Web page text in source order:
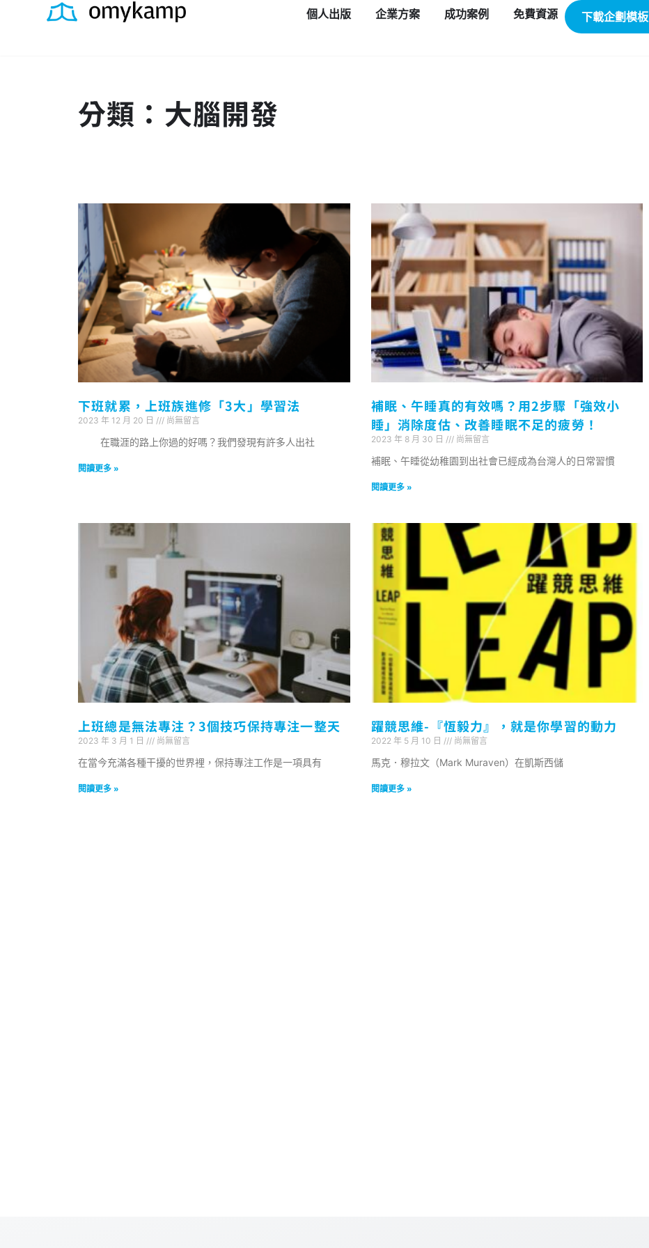
個人出版 企業方案 成功案例 免費資源 下載企劃模板
分類：大腦開發
下班就累，上班族進修「3大」學習法
2023 年 12 月 20 日 尚無留言
在職涯的路上你過的好嗎？我們發現有許多人出社
閱讀更多 »
補眠、午睡真的有效嗎？用2步驟「強效小
睡」消除度估、改善睡眠不足的疲勞！
2023 年 8 月 30 日 尚無留言
補眠、午睡從幼稚園到出社會已經成為台灣人的日常習慣
閱讀更多 »
上班總是無法專注？3個技巧保持專注一整天
2023 年 3 月 1 日 尚無留言
在當今充滿各種干擾的世界裡，保持專注工作是一項具有
閱讀更多 »
躍競思維-『恆毅力』，就是你學習的動力
2022 年 5 月 10 日 尚無留言
馬克．穆拉文（Mark Muraven）在凱斯西儲
閱讀更多 »